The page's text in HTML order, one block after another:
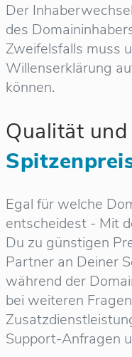
Der
des
Zweifelsfalls muss
Willenserklärung
können.
Qualität
Egal für welche
entscheidest - Mit
Du zu günstigen
Partner an Deiner
während der
bei weiteren
Support-Anfragen